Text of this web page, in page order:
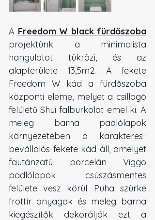
A Freedom W black fürdőszoba
projektünk a minimalista
hangulatot tükrözi, és az
alapterülete 13,5m2. A fekete
Freedom W kád a fürdőszoba
központi eleme, melyet a csillogó
felületű Shui falburkolat emel ki. A
meleg barna padlólapok
környezetében a karakteres-
bevállalós fekete kád áll, amelyet
fautánzatú porcelán Viggo
padlólapok csúszásmentes
felülete vesz körül. Puha szürke
frottír anyagok és meleg barna
kiegészítők dekorálják ezt a